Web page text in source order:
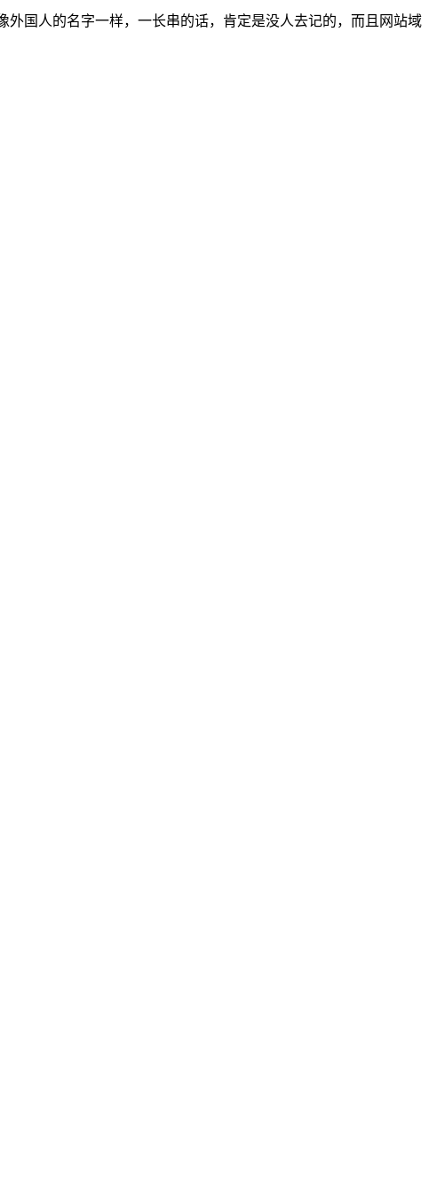
国人的名字一样，一长串的话，肯定是没人去记的，而且网站域